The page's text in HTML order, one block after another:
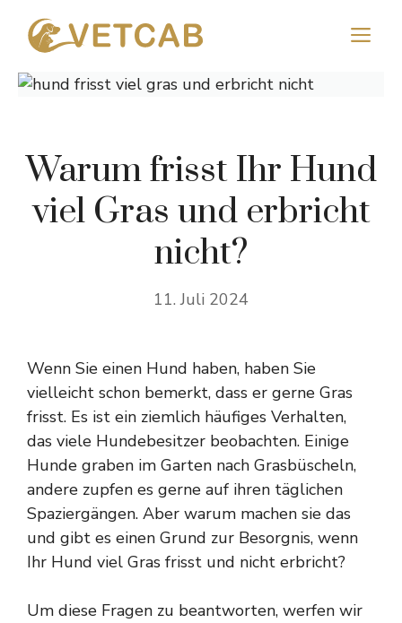
Inhalt
springen
Warum frisst Ihr Hund
viel Gras und erbricht
nicht?
11. Juli 2024
Wenn Sie einen Hund haben, haben Sie
vielleicht schon bemerkt, dass er gerne Gras
frisst. Es ist ein ziemlich häufiges Verhalten,
das viele Hundebesitzer beobachten. Einige
Hunde graben im Garten nach Grasbüscheln,
andere zupfen es gerne auf ihren täglichen
Spaziergängen. Aber warum machen sie das
und gibt es einen Grund zur Besorgnis, wenn
Ihr Hund viel Gras frisst und nicht erbricht?
Um diese Fragen zu beantworten, werfen wir